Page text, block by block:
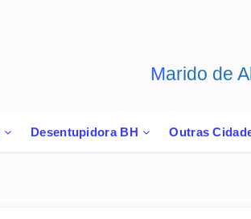
Marido de
Desentupidora BH Outras